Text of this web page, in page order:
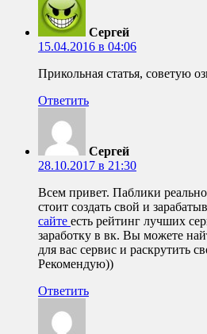
Сергей
15.04.2016 в 04:06
Прикольная статья, советую
Ответить
Сергей
28.10.2017 в 21:30
Всем привет. Паблики
стоит создать свой и
сайте есть рейтинг лучших
заработку в вк. Вы можете
для вас сервис и раскрутить
Рекомендую))
Ответить